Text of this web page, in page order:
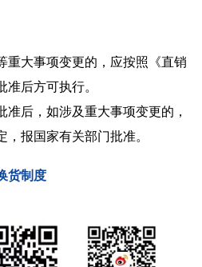
大事项变更的，应按照《直销
后方可执行。
后，如涉及重大事项变更的，
报国家有关部门批准。
货制度